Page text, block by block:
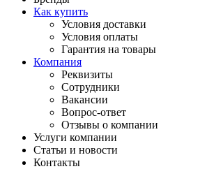
Как купить
Условия доставки
Условия оплаты
Гарантия на товары
Компания
Реквизиты
Сотрудники
Вакансии
Вопрос-ответ
Отзывы о компании
Услуги компании
Статьи и новости
Контакты